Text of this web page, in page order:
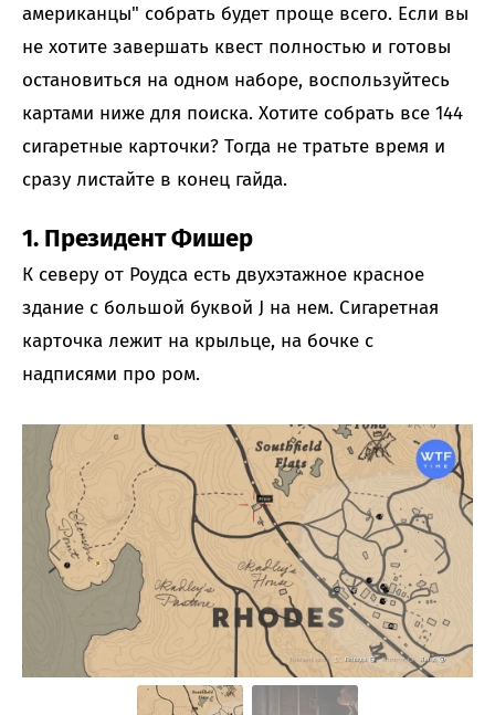
американцы" собрать будет проще всего. Если вы
не хотите завершать квест полностью и готовы
остановиться на одном наборе, воспользуйтесь
картами ниже для поиска. Хотите собрать все 144
сигаретные карточки? Тогда не тратьте время и
сразу листайте в конец гайда.
1. Президент Фишер
К северу от Роудса есть двухэтажное красное
здание с большой буквой J на нем. Сигаретная
карточка лежит на крыльце, на бочке с
надписями про ром.